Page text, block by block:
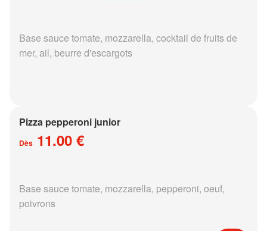
Base sauce tomate, mozzarella, cocktail de fruits de
mer, ail, beurre d'escargots
Pizza pepperoni junior
Dès 11.00 €
Base sauce tomate, mozzarella, pepperoni, oeuf,
poivrons